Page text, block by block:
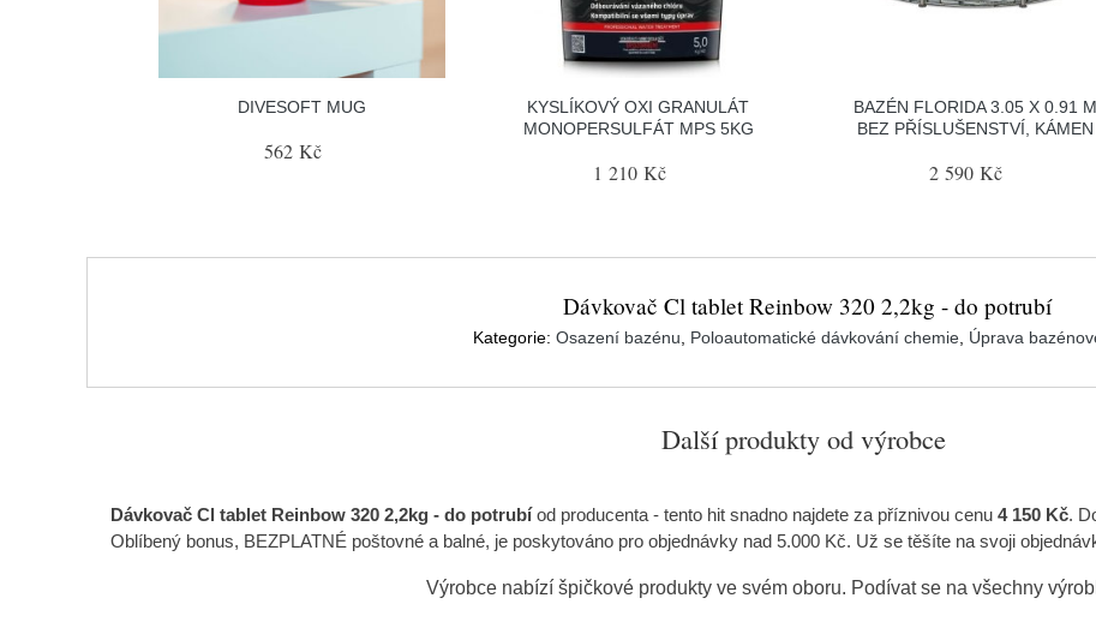
DIVESOFT MUG
562 Kč
KYSLÍKOVÝ OXI GRANULÁT
MONOPERSULFÁT MPS 5KG
1 210 Kč
BAZÉN FLORIDA 3.05 X 0.91 M
BEZ PŘÍSLUŠENSTVÍ, KÁMEN
2 590 Kč
Dávkovač Cl tablet Reinbow 320 2,2kg - do potrubí
Kategorie: Osazení bazénu Poloautomatické dávkování chemie, Úprava
Další produkty od výrobce
Dávkovač Cl tablet Reinbow 320 2,2kg - do potrubíod producenta - tento hit snadno najdete za příznivou cenu 4 150 Kč.
Oblíbený bonus, BEZPLATNÉ poštovné a balné, je poskytováno pro objednávky nad 5.000 Kč. Už se těšíte na svoji
Výrobce nabízí špičkové produkty ve svém oboru. Podívat se na všechny